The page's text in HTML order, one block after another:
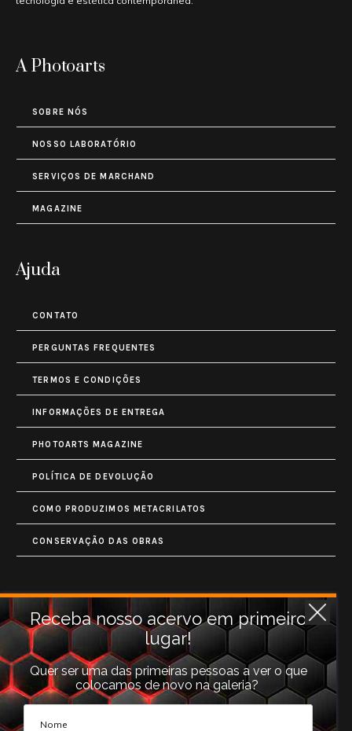
A Photoarts
SOBRE NÓS
NOSSO LABORATÓRIO
SERVIÇOS DE MARCHAND
MAGAZINE
Ajuda
CONTATO
PERGUNTAS FREQUENTES
TERMOS E CONDIÇÕES
INFORMAÇÕES DE ENTREGA
PHOTOARTS MAGAZINE
POLÍTICA DE DEVOLUÇÃO
COMO PRODUZIMOS METACRILATOS
CONSERVAÇÃO DAS OBRAS
Contatos
Rua Monet, 731
Granja Vianna
Cotia, SP (06710-660).
galeria@photoarts.com.br
Receba nosso acervo em primeiro
lugar!
Quer ser uma das primeiras pessoas a ver o que
colocamos de novo na galeria?